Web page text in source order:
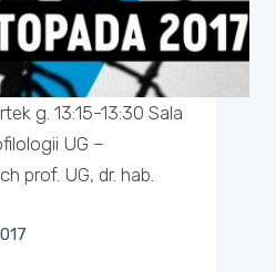
g. 13:15-13:30 Sala
UG –
prof. UG, dr. hab.